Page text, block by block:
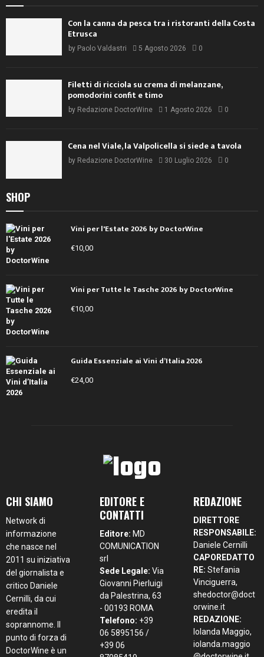
Con la canna da pesca tra i ristoranti della Costa
Etrusca
by Paolo Valdastri 5 Agosto 2026 0
Filetti di ricciola su crema di melanzane,
pomodorini confit e timo
by Redazione DoctorWine 1 Agosto 2026 0
Cena nel Viale, la Valpolicella si siede a tavola
by Redazione DoctorWine 30 Luglio 2026 0
SHOP
Vini per l'Estate 2026 by DoctorWine
€10,00
Vini per Tutte le Tasche 2026 by DoctorWine
€10,00
Guida Essenziale ai Vini d’Italia 2026
€24,00
CHI SIAMO
Network di
informazione
che nasce nel
2011 su iniziativa
del giornalista e
critico Daniele
Cernilli, da cui
eredita il
soprannome. Il
punto di forza di
DoctorWine è un
EDITORE E
CONTATTI
Editore: MD
COMUNICATION
srl
Sede Legale: Via
Giovanni Pierluigi
da Palestrina, 63
- 00193 ROMA
Telefono: +39
06 5895156 /
+39 06
REDAZIONE
DIRETTORE
RESPONSABILE:
Daniele Cernilli
CAPOREDATTO
RE: Stefania
Vinciguerra,
shedoctor@doct
orwine.it
REDAZIONE:
Iolanda Maggio,
iolanda.maggio